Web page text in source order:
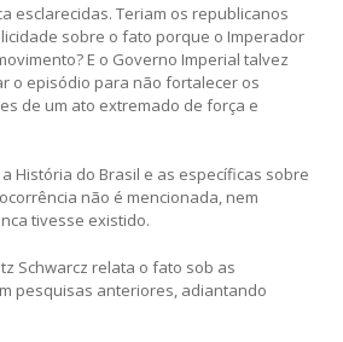
esclarecidas. Teriam os republicanos
sobre o fato porque o Imperador
E o Governo Imperial talvez
o episódio para não fortalecer os
de um ato extremado de força e
História do Brasil e as específicas sobre
não é mencionada, nem
tivesse existido.
Schwarcz relata o fato sob as
pesquisas anteriores, adiantando